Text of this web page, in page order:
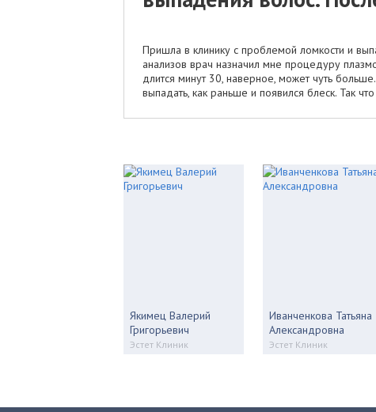
Пришла в клинику с проблемой ломкости и
анализов врач назначил мне процедуру
длится минут 30, наверное, может чуть
выпадать, как раньше и появился блеск. Так
Якимец Валерий
Григорьевич
Эстет Клиник
Иванченкова Татьяна
Александровна
Эстет Клиник